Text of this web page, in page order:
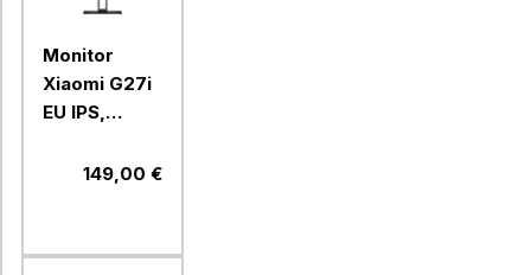
Monitor
Xiaomi G27i
EU IPS,
165Hz, 1ms,
P27FBB-
149,00 €